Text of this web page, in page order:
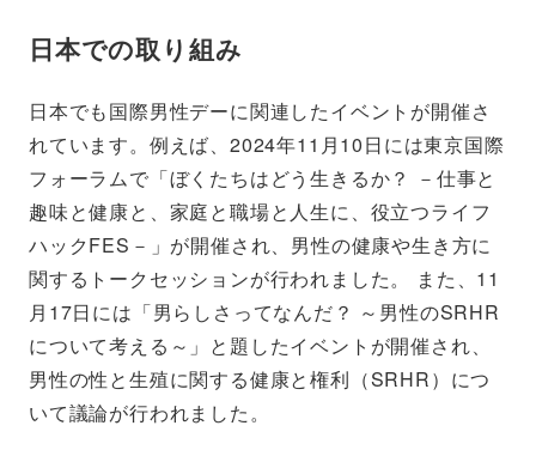
日本での取り組み
日本でも国際男性デーに関連したイベントが開催さ
れています。例えば、2024年11月10日には東京国際
フォーラムで「ぼくたちはどう生きるか？ －仕事と
趣味と健康と、家庭と職場と人生に、役立つライフ
ハックFES－」が開催され、男性の健康や生き方に
関するトークセッションが行われました。 また、11
月17日には「男らしさってなんだ？ ～男性のSRHR
について考える～」と題したイベントが開催され、
男性の性と生殖に関する健康と権利（SRHR）につ
いて議論が行われました。